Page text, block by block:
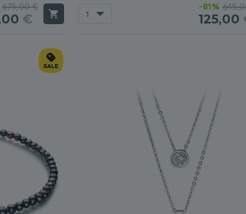
675,00 €
€
-81%
125,00